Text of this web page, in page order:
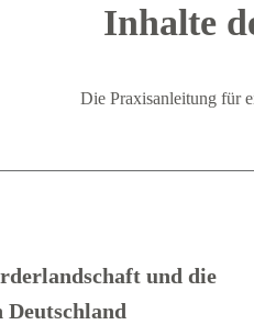
Inhalte
Die Praxisanleitung für
und die